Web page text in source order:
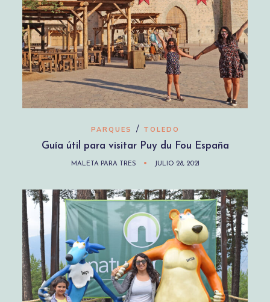
PARQUES / TOLEDO
Guía útil para visitar Puy du Fou España
MALETA PARA TRES JULIO 28, 2021